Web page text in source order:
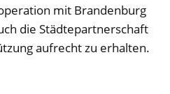
mit Brandenburg
die Städtepartnerschaft
aufrecht zu erhalten.